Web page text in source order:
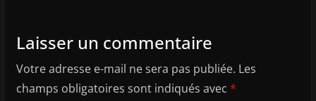
Laisser un commentaire
Votre adresse e-mail ne sera pas publiée. Les
champs obligatoires sont indiqués avec *